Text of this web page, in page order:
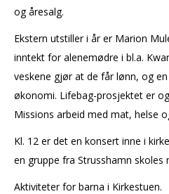
og åresalg.
Ekstern utstiller i år er Marion
inntekt for alenemødre i bl.a.
veskene gjør at de får lønn, og
økonomi. Lifebag-prosjektet er
Missions arbeid med mat, helse
Kl. 12 er det en konsert inne i
en gruppe fra Strusshamn skoles
Aktiviteter for barna i Kirkestuen.